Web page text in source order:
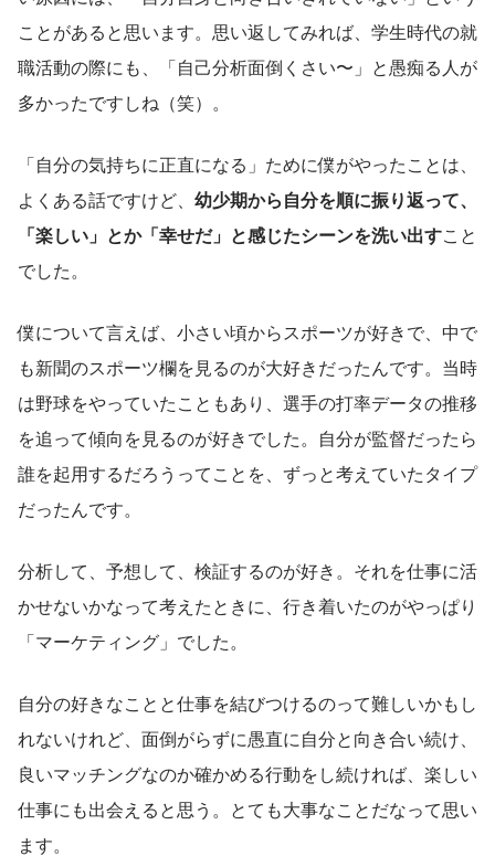
ことがあると思います。思い返してみれば、学生時代の就
職活動の際にも、「自己分析面倒くさい〜」と愚痴る人が
多かったですしね（笑）。
「自分の気持ちに正直になる」ために僕がやったことは、
よくある話ですけど、 幼少期から自分を順に振り返って、
「楽しい」とか「幸せだ」と感じたシーンを洗い出すこと
でした。
僕について言えば、小さい頃からスポーツが好きで、中で
も新聞のスポーツ欄を見るのが大好きだったんです。当時
は野球をやっていたこともあり、選手の打率データの推移
を追って傾向を見るのが好きでした。自分が監督だったら
誰を起用するだろうってことを、ずっと考えていたタイプ
だったんです。
分析して、予想して、検証するのが好き。それを仕事に活
かせないかなって考えたときに、行き着いたのがやっぱり
「マーケティング」でした。
自分の好きなことと仕事を結びつけるのって難しいかもし
れないけれど、面倒がらずに愚直に自分と向き合い続け、
良いマッチングなのか確かめる行動をし続ければ、楽しい
仕事にも出会えると思う。とても大事なことだなって思い
ます。